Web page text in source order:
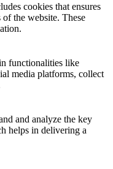
cookies that ensures
the website. These
functionalities like
media platforms, collect
and analyze the key
helps in delivering a